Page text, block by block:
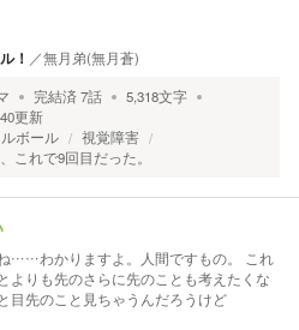
！ ／無月弟(無月蒼)
完結済7話 5,318文字
更新
ボール
視覚障害
これで9回目だった。
……わかりますよ。人間ですもの。 これ
よりも先のさらに先のことも考えたくな
先のこと見ちゃうんだろうけど